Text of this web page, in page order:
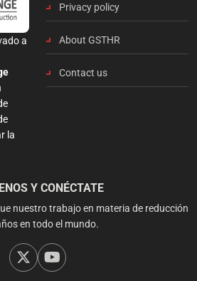
a
la
Privacy policy
About GSTHR
Contact us
Y CONÉCTATE
nuestro trabajo en materia de reducción
en todo el mundo.